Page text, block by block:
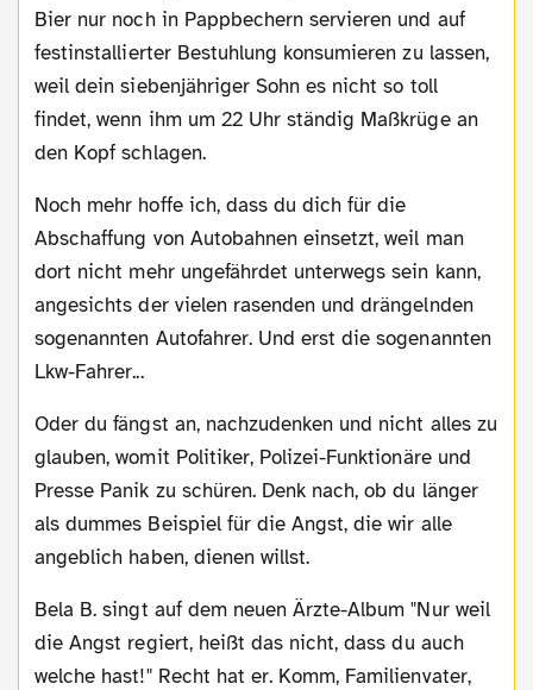
Bier nur noch in Pappbechern servieren und auf
festinstallierter Bestuhlung konsumieren zu lassen,
weil dein siebenjähriger Sohn es nicht so toll
findet, wenn ihm um 22 Uhr ständig Maßkrüge an
den Kopf schlagen.
Noch mehr hoffe ich, dass du dich für die
Abschaffung von Autobahnen einsetzt, weil man
dort nicht mehr ungefährdet unterwegs sein kann,
angesichts der vielen rasenden und drängelnden
sogenannten Autofahrer. Und erst die sogenannten
Lkw-Fahrer...
Oder du fängst an, nachzudenken und nicht alles zu
glauben, womit Politiker, Polizei-Funktionäre und
Presse Panik zu schüren. Denk nach, ob du länger
als dummes Beispiel für die Angst, die wir alle
angeblich haben, dienen willst.
Bela B. singt auf dem neuen Ärzte-Album "Nur weil
die Angst regiert, heißt das nicht, dass du auch
welche hast!" Recht hat er. Komm, Familienvater,